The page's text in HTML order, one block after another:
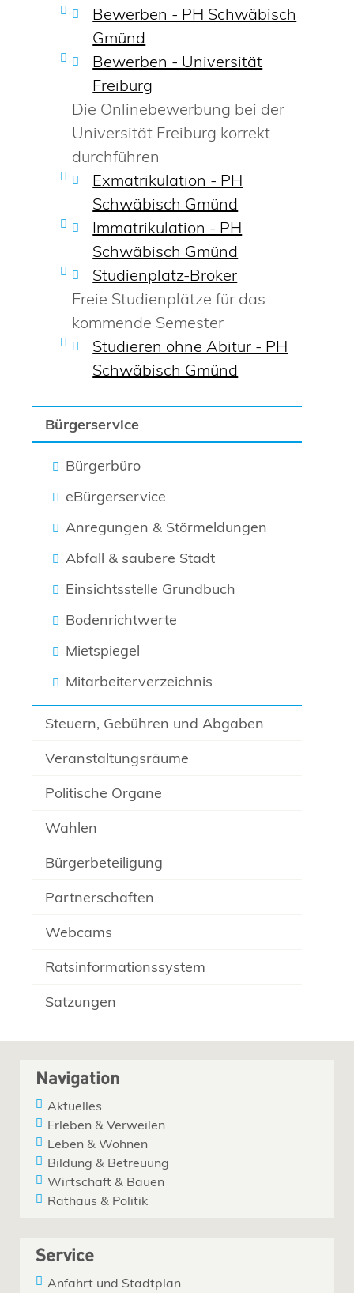
Bürgerservice
Bürgerbüro
eBürgerservice
Anregungen & Störmeldungen
Abfall & saubere Stadt
Einsichtsstelle Grundbuch
Bodenrichtwerte
Mietspiegel
Mitarbeiterverzeichnis
Steuern, Gebühren und Abgaben
Veranstaltungsräume
Politische Organe
Wahlen
Bürgerbeteiligung
Partnerschaften
Webcams
Ratsinformationssystem
Satzungen
Bewerben - PH Schwäbisch
Gmünd
Bewerben - Universität
Freiburg
Die Onlinebewerbung bei der
Universität Freiburg korrekt
durchführen
Exmatrikulation - PH
Schwäbisch Gmünd
Immatrikulation - PH
Schwäbisch Gmünd
Studienplatz-Broker
Freie Studienplätze für das
kommende Semester
Studieren ohne Abitur - PH
Schwäbisch Gmünd
Navigation
Aktuelles
Erleben & Verweilen
Leben & Wohnen
Bildung & Betreuung
Wirtschaft & Bauen
Rathaus & Politik
Service
Anfahrt und Stadtplan